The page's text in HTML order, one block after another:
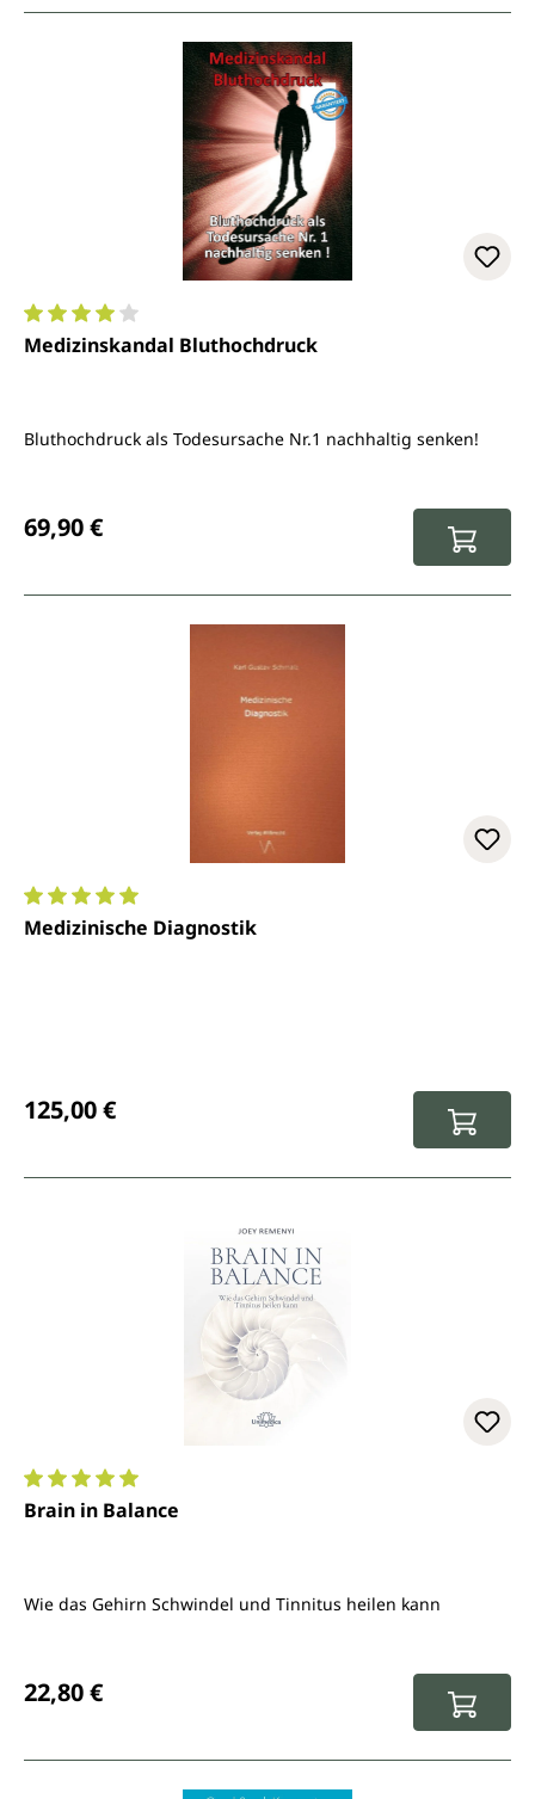
Durchschnittliche Bewertung von 4 von 5 Sternen
Medizinskandal Bluthochdruck
Bluthochdruck als Todesursache Nr.1 nachhaltig senken!
69,90 €
Durchschnittliche Bewertung von 5 von 5 Sternen
Medizinische Diagnostik
125,00 €
Durchschnittliche Bewertung von 5 von 5 Sternen
Brain in Balance
Wie das Gehirn Schwindel und Tinnitus heilen kann
22,80 €